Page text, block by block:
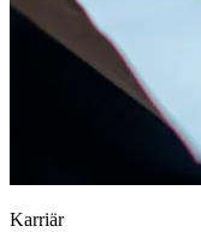
Karriär